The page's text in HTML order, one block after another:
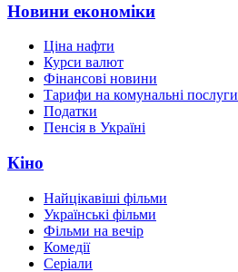
Новини економіки
Ціна нафти
Курси валют
Фінансові новини
Тарифи на комунальні послуги
Податки
Пенсія в Україні
Кіно
Найцікавіші фільми
Українські фільми
Фільми на вечір
Комедії
Серіали